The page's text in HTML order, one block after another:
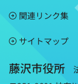
関連リンク集
サイトマップ
藤沢市役所